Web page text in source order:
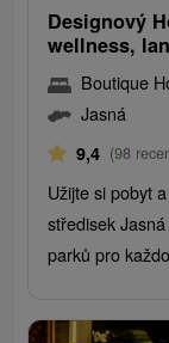
Designový
wellness,
Boutique
Jasná
9,4 (98
Užijte si pobyt
středisek
parků pro